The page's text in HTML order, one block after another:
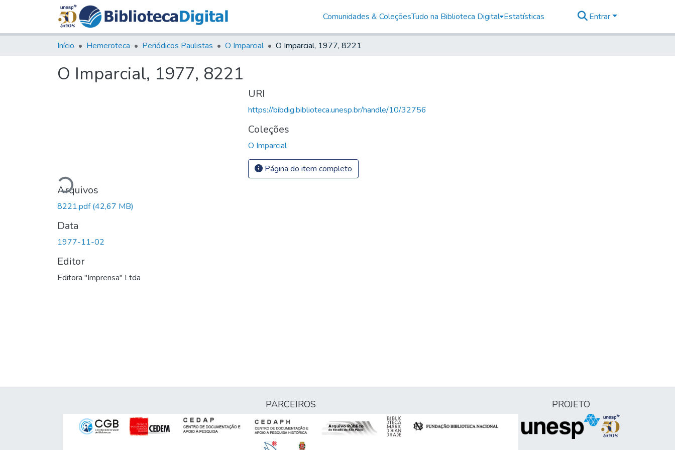
Comunidades & ColeçõesTudo na Biblioteca Digital Estatísticas Entrar
Início Hemeroteca Periódicos Paulistas O Imparcial O Imparcial, 1977, 8221
O Imparcial, 1977, 8221
Carregando...
Arquivos
8221.pdf(42,67 MB)
Data
1977-11-02
Editor
Editora "Imprensa" Ltda
URI
https://bibdig.biblioteca.unesp.br/handle/10/32756
Coleções
O Imparcial
Página do item completo
PARCEIROS PROJETO